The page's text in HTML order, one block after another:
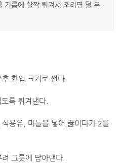
기름에 살짝 튀겨서 조리면 덜 부
한입 크기로 썬다.
록 튀겨낸다.
용유, 마늘을 넣어 끓이다가 2를
그릇에 담아낸다.